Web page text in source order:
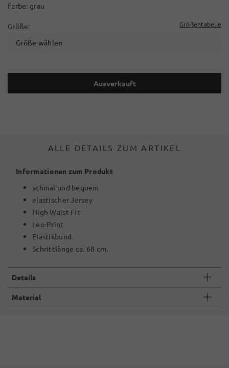
Farbe: grau
Größe: Größentabelle
Größe wählen
Ausverkauft
ALLE DETAILS ZUM ARTIKEL
Informationen zum Produkt
schmal und bequem
elastischer Jersey
High Waist Fit
Leo-Print
Elastikbund
Schrittlänge ca. 68 cm.
Details
Material